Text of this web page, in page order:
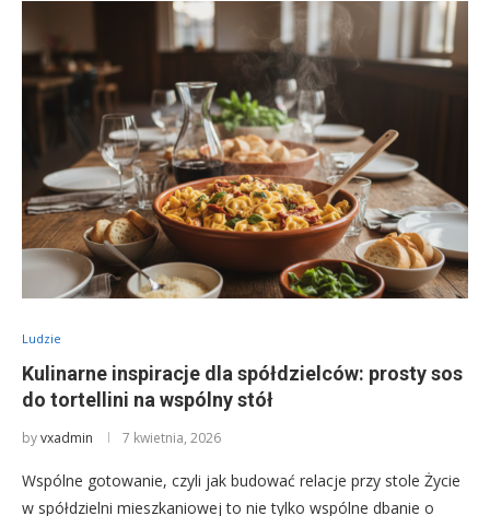
Ludzie
Kulinarne inspiracje dla spółdzielców: prosty sos
do tortellini na wspólny stół
byvxadmin 7 kwietnia, 2026
Wspólne gotowanie, czyli jak budować relacje przy stole Życie
w spółdzielni mieszkaniowej to nie tylko wspólne dbanie o